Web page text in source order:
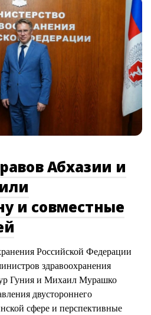
Абхазии и
и совместные
Российской Федерации
здравоохранения
Гуния и Михаил Мурашко
двустороннего
сфере и перспективные